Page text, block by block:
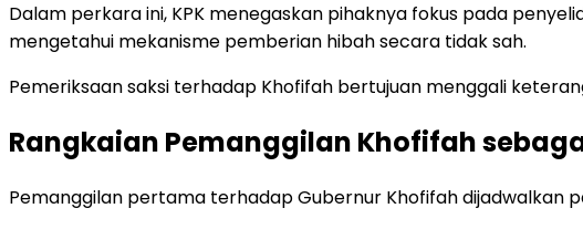
Dalam perkara ini, KPK menegaskan pihaknya fokus pada
mengetahui mekanisme pemberian hibah secara tidak sah.
Pemeriksaan saksi terhadap Khofifah bertujuan menggali
Rangkaian Pemanggilan Khofifah
Pemanggilan pertama terhadap Gubernur Khofifah dijadwalkan